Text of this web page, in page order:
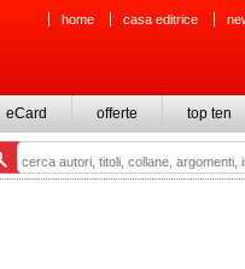
home casa editrice
eCard offerte top ten